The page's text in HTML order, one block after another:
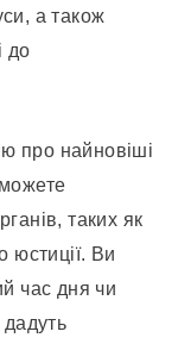
а також
до
про найновіші
таких як
юстиції. Ви
час дня чи